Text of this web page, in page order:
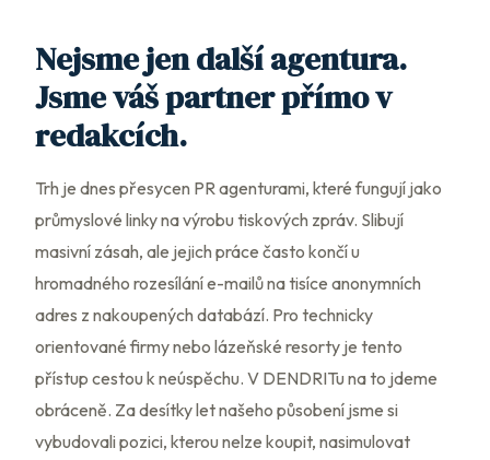
Nejsme jen další agentura.
Jsme váš partner přímo v
redakcích.
Trh je dnes přesycen PR agenturami, které fungují jako
průmyslové linky na výrobu tiskových zpráv. Slibují
masivní zásah, ale jejich práce často končí u
hromadného rozesílání e-mailů na tisíce anonymních
adres z nakoupených databází. Pro technicky
orientované firmy nebo lázeňské resorty je tento
přístup cestou k neúspěchu. V DENDRITu na to jdeme
obráceně. Za desítky let našeho působení jsme si
vybudovali pozici, kterou nelze koupit, nasimulovat